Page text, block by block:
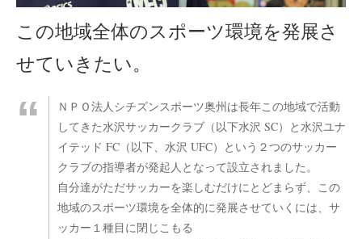
この地域全体のスポーツ環境を発展さ
せていきたい。
ＮＰＯ法人シチズンスポーツ奥州は長年この地域で活動
してきた水沢サッカークラブ（以下水沢 SC）と水沢ユナ
イテッド FC（以下、水沢 UFC）という２つのサッカー
クラブの指導者が発起人となって設立されました。
自分達がただサッカーを楽しむだけにとどまらず、この
地域のスポーツ環境を全体的に発展させていくには、サ
ッカー１種目に閉じこもる